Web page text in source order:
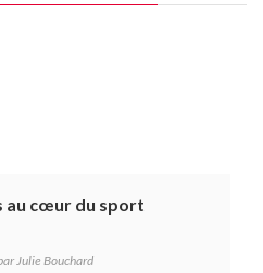
Le
au cœur du sport
Julie Bouchard